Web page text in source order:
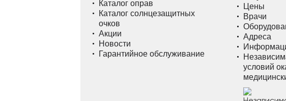
Каталог оправ
Каталог солнцезащитных
очков
Акции
Новости
Гарантийное обслуживание
Цены
Врачи
Адреса
условий